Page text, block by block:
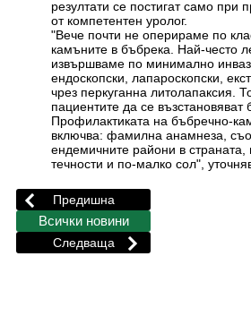
резултати се постигат само при
от компетентен уролог.
"Вече почти не оперираме по
камъните в бъбрека. Най-често
извършваме по минимално
ендоскопски, лапароскопски,
чрез перкуганна литолапаксия.
пациентите да се възстановяват
Профилактиката на бъбречно-
включва: фамилна анамнеза,
ендемичните райони в
течности и по-малко сол",